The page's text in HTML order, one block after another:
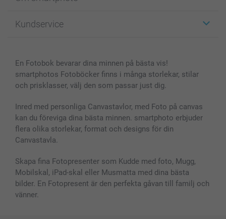
Fotoböcker
Skal till Mobil & Surfplatta
MyNameBook
Fotoramar & Tillbehör
Presentkort
Alla fotoprodukter
För affiliates
Sitemap
Villkor och garantier
Kundservice
smartbonus
Priser & betalning
En Fotobok bevarar dina minnen på bästa vis!
smartphotos Fotoböcker finns i många storlekar, stilar
och prisklasser, välj den som passar just dig.
Inred med personliga Canvastavlor, med Foto på canvas
kan du föreviga dina bästa minnen. smartphoto erbjuder
flera olika storlekar, format och designs för din
Canvastavla.
Skapa fina Fotopresenter som Kudde med foto, Mugg,
Mobilskal, iPad-skal eller Musmatta med dina bästa
bilder. En Fotopresent är den perfekta gåvan till familj och
vänner.